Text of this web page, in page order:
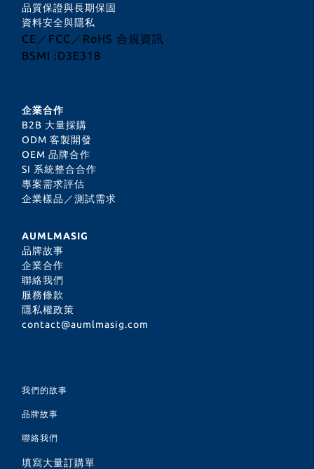
品質保證與長期保固
資料安全與隱私
CE／FCC／RoHS 合規資訊
BSMI :D3E318
企業合作
B2B 大量採購
ODM 客製開發
OEM 品牌合作
SI 系統整合合作
專案需求評估
企業樣品／測試需求
AUMLMASIG
品牌故事
企業合作
聯絡我們
服務條款
隱私權政策
contact@aumlmasig.com
我們的故事
品牌故事
聯絡我們
填寫大量訂購單